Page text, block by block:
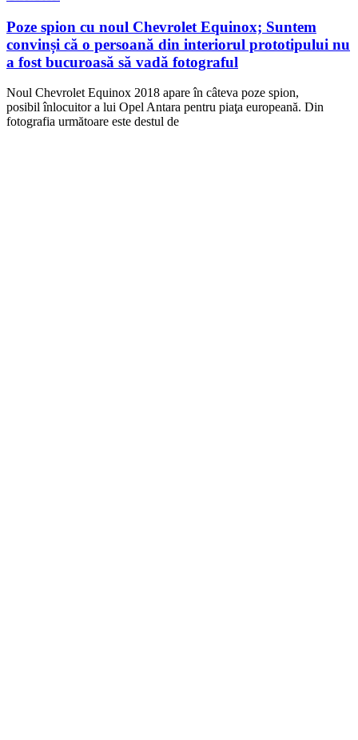
Poze spion cu noul Chevrolet Equinox; Suntem
convinși că o persoană din interiorul prototipului nu
a fost bucuroasă să vadă fotograful
Noul Chevrolet Equinox 2018 apare în câteva poze spion,
posibil înlocuitor a lui Opel Antara pentru piaţa europeană. Din
fotografia următoare este destul de